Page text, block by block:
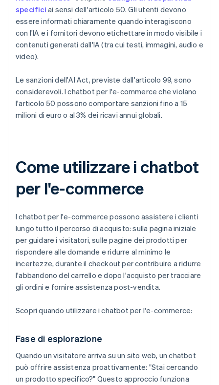
specifici ai sensi dell'articolo 50. Gli utenti devono
essere informati chiaramente quando interagiscono
con l'IA e i fornitori devono etichettare in modo visibile i
contenuti generati dall'IA (tra cui testi, immagini, audio e
video).
Le sanzioni dell'AI Act, previste dall'articolo 99, sono
considerevoli. I chatbot per l'e-commerce che violano
l'articolo 50 possono comportare sanzioni fino a 15
milioni di euro o al 3% dei ricavi annui globali.
Come utilizzare i chatbot
per l'e-commerce
I chatbot per l'e-commerce possono assistere i clienti
lungo tutto il percorso di acquisto: sulla pagina iniziale
per guidare i visitatori, sulle pagine dei prodotti per
rispondere alle domande e ridurre al minimo le
incertezze, durante il checkout per contribuire a ridurre
l'abbandono del carrello e dopo l'acquisto per tracciare
gli ordini e fornire assistenza post-vendita.
Scopri quando utilizzare i chatbot per l'e-commerce:
Fase di esplorazione
Quando un visitatore arriva su un sito web, un chatbot
può offrire assistenza proattivamente: "Stai cercando
un prodotto specifico?" Questo approccio funziona